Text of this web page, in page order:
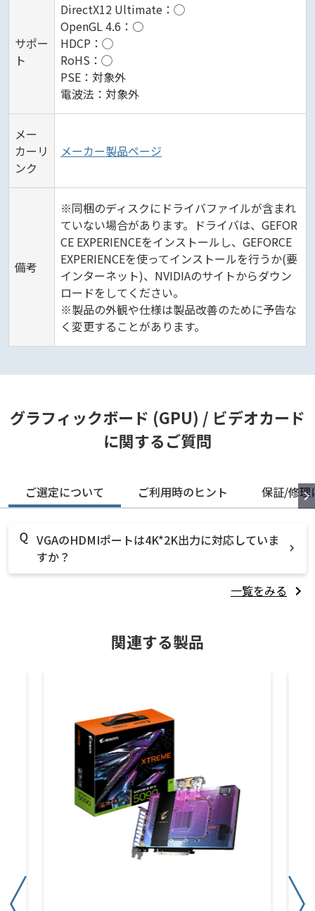
サポー
ト
DirectX12 Ultimate：◯
OpenGL 4.6：○
HDCP：◯
RoHS：◯
PSE：対象外
電波法：対象外
メー
カーリ
ンク
メーカー製品ページ
備考
※同梱のディスクにドライバファイルが含まれ
ていない場合があります。ドライバは、GEFOR
CE EXPERIENCEをインストールし、GEFORCE
EXPERIENCEを使ってインストールを行うか(要
インターネット)、NVIDIAのサイトからダウン
ロードをしてください。
※製品の外観や仕様は製品改善のために予告な
く変更することがあります。
グラフィックボード (GPU) / ビデオカード
に関するご質問
ご選定について ご利用時のヒント 保証/修理
VGAのHDMIポートは4K*2K出力に対応していま
すか？
一覧をみる
関連する製品